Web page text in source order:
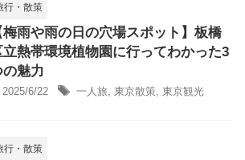
行・散策
梅雨や雨の日の穴場スポット】板橋
立熱帯環境植物園に行ってわかった3
の魅力
2025/6/22 一人旅, 東京散策, 東京観光
行・散策